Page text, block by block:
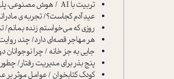
تربیت با AI / هوش مصنوعی، پلی میان تربیت مدرن و سنتی
عیدِ آدم کجاست؟/ تجربه ی
روزی که می‌خواستم زنده بمانم/
هر مهاجر قصه‌ای دارد/ چند
جایی به جز خانه / چرا نوجوانان
پنج بذر برای مدیریت رفتار/
کودک کتابخوان / عوامل موثر بر